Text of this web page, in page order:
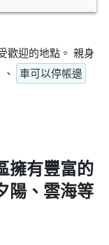
歡迎的地點。 親身
、
車可以停帳邊
擁有豐富的
陽、雲海等